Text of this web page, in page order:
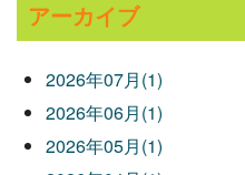
アーカイブ
2026年07月(1)
2026年06月(1)
2026年05月(1)